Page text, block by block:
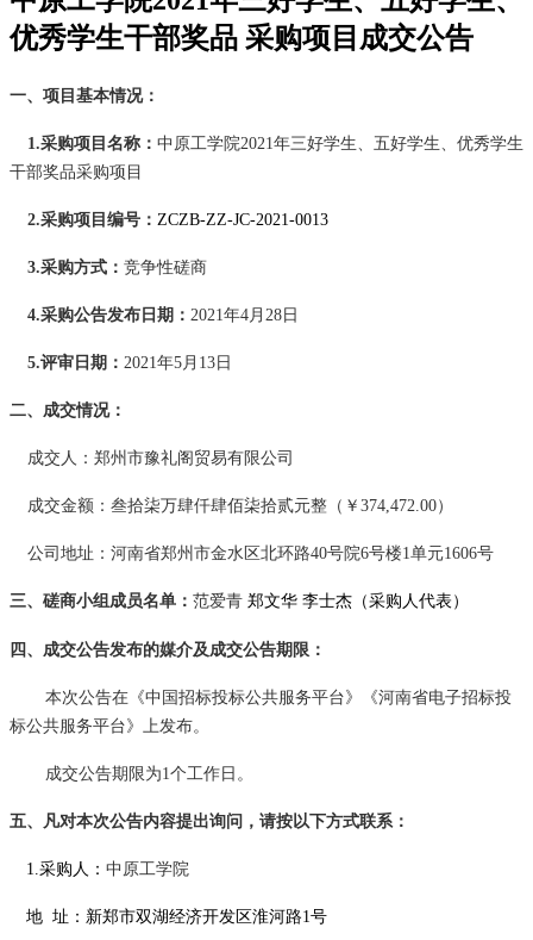
优秀学生干部奖品 采购项目成交公告
一、项目基本情况：
1.采购项目名称 ： 中原工学院2021年三好学生、五好学生、优秀学生
干部奖品采购项目
2.采购项目编号： ZCZB-ZZ-JC-2021-0013
3.采购方式： 竞争性磋商
4.采购公告发布日期 ： 2021年4月 28 日
5.评审日期： 2021年5月 13 日
二、成交情况：
成交人 ： 郑州市豫礼阁贸易有限公司
成交金额：叁拾柒万肆仟肆佰柒拾贰元整（￥ 374,472.00）
公司地址： 河南省郑州市金水区北环路40号院6号楼1单元1606号
三、 磋商小组成员名单 ： 范爱青 郑文华 李士杰（采购人代表）
四、成交公告发布的媒介及成交公告期限 ：
本次公告在《中国招标投标公共服务平台》《河南省电子招标投
标公共服务平台》上发布。
成交公告期限为1个工作日。
五、凡对本次公告内容提出询问，请按以下方式联系：
1.采购人： 中原工学院
地 址： 新郑市双湖经济开发区淮河路1号